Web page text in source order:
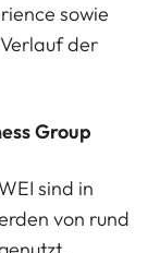
sowie
der
Group
sind in
von rund